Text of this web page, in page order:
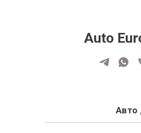
Auto
Авто